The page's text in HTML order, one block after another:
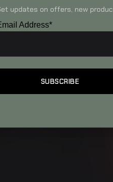
updates on offers, new
Address*